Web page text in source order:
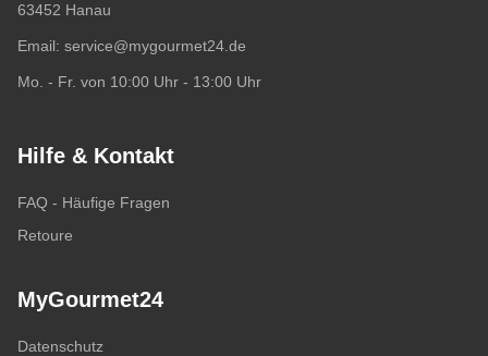
63452 Hanau
Email: service@mygourmet24.de
Mo. - Fr. von 10:00 Uhr - 13:00 Uhr
Hilfe & Kontakt
FAQ - Häufige Fragen
Retoure
MyGourmet24
Datenschutz